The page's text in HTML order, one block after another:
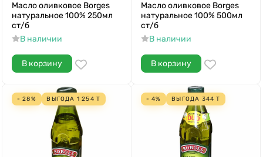
Масло оливковое Borges
натуральное 100% 250мл
ст/б
В наличии
В корзину
Масло оливковое Borges
натуральное 100% 500мл
ст/б
В наличии
В корзину
- 28% ВЫГОДА 1 254 Т - 4% ВЫГОДА 344 Т